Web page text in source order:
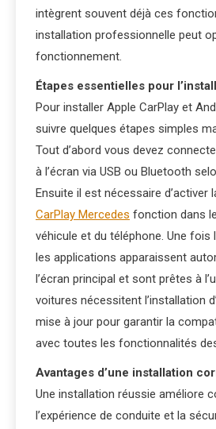
intègrent souvent déjà ces
installation professionnelle peut
fonctionnement.
Étapes essentielles pour
Pour installer Apple CarPlay et
suivre quelques étapes simples
Tout d’abord vous devez
à l’écran via USB ou Bluetooth
Ensuite il est nécessaire d’activer
CarPlay Mercedes fonction dans
véhicule et du téléphone. Une fois
les applications apparaissent
l’écran principal et sont prêtes à
voitures nécessitent l’installation
mise à jour pour garantir la
avec toutes les fonctionnalités
Avantages d’une installation
Une installation réussie améliore
l’expérience de conduite et la